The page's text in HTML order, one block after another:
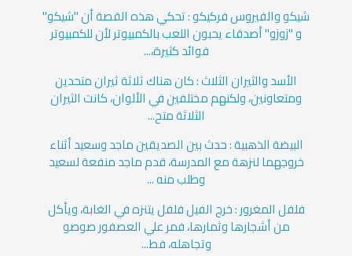
شيكو والفيروس فركيكو : تحكي هذه القصة أن "شيكو"
و "زوزو" أصدقاء يحبون اللعب بالكمبيوتر لأن للكمبيوتر
فوائد كثيرة،...
الأسد والثيران الثلاث : كان هناك ثلاثة ثيران متحدين
ومتعاونين، ولكنهم مختلفين في الألوان، كانت الثيران
الثلاثة متح...
البيضة الذهبية : حدث بين الصديقين ماجد وسعيد أثناء
خروجهما لنزهة مع المدرسة، قدم ماجد منفعة لسعيد
وطلب منه ...
فلفل المغرور : خرج الفيل فلفل يتنزه في الغابة، ويأكل
من أشجارها وثمارها، فمر علي العصفور صوصو
وتجاهله، فط...